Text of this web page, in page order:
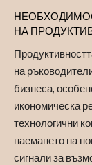
НА
на
бизнеса,
икономическа
технологични
наемането на
сигнали за